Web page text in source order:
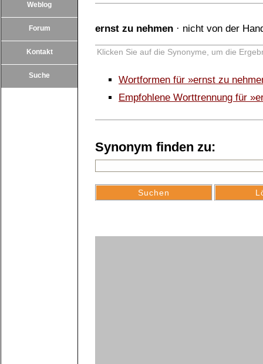
Weblog
Forum
Kontakt
Suche
ernst zu nehmen · nicht von der
Klicken Sie auf die Synonyme, um die
Wortformen für »ernst zu
Empfohlene Worttrennung für
Synonym finden zu: